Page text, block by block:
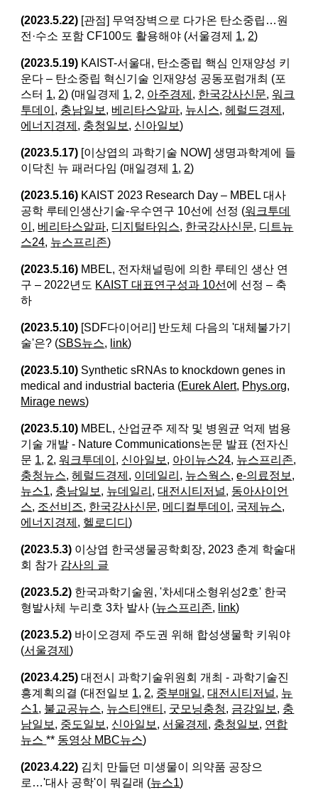
(2023.5.22) [관점] 무역장벽으로 다가온 탄소중립…원
전·수소 포함 CF100도 활용해야 (서울경제 1, 2)
(2023.5.19) KAIST-서울대, 탄소중립 핵심 인재양성 키
운다 – 탄소중립 혁신기술 인재양성 공동포럼개최 (포
스터 1, 2) (매일경제 1, 2, 아주경제 , 한국강사신문,워크
투데이 , 충남일보 , 베리타스알파, 뉴시스,헤럴드경제 ,
에너지경제 , 충청일보 , 신아일보)
(2023.5.17) [이상엽의 과학기술 NOW] 생명과학계에 들
이닥친 뉴 패러다임 (매일경제 1, 2)
(2023.5.16) KAIST 2023 Research Day – MBEL 대사
공학 루테인생산기술-우수연구 10선에 선정 (워크투데
이 , 베리타스알파, 디지털타임스, 한국강사신문, 디트뉴
스24, 뉴스프리존)
(2023.5.16) MBEL, 전자채널링에 의한 루테인 생산 연
구 – 2022년도 KAIST 대표연구성과 10선 에 선정 – 축
하
(2023.5.10) [SDF다이어리] 반도체 다음의 '대체불가기
술'은? (SBS뉴스, link)
(2023.5.10) Synthetic sRNAs to knockdown genes in
medical and industrial bacteria​ (Eurek Alert, Phys.org,
Mirage news)
(2023.5.10) MBEL, 산업균주 제작 및 병원균 억제 범용
기술 개발 - Nature Communications논문 발표 (전자신
문 1, 2,워크투데이 , 신아일보 , 아이뉴스24, 뉴스프리존,
충청뉴스,헤럴드경제 , 이데일리 , 뉴스웍스,e-의료정보 ,
뉴스1, 충남일보 , 뉴데일리 ,대전시티저널, 동아사이언
스, 조선비즈, 한국강사신문, 메디컬투데이 , 국제뉴스,
에너지경제 , 헬로디디)
(2023.5.3) 이상엽 한국생물공학회장, 2023 춘계 학술대
회 참가 감사의 글
(2023.5.2) 한국과학기술원, '차세대소형위성2호' 한국
형발사체 누리호 3차 발사 (뉴스프리존, link)
(2023.5.2) 바이오경제 주도권 위해 합성생물학 키워야
(서울경제)
(2023.4.25)대전시 과학기술위원회 개최 - 과학기술진
흥계획의결 (대전일보 1, 2, 중부매일,대전시티저널, 뉴
스1, 불교공뉴스, 뉴스티앤티 , 굿모닝충청, 금강일보 , 충
남일보 , 중도일보 , 신아일보 ,서울경제 , 충청일보 , 연합
뉴스** 동영상 MBC뉴스)
(2023.4.22) 김치 만들던 미생물이 의약품 공장으
로…'대사 공학'이 뭐길래 (뉴스1)